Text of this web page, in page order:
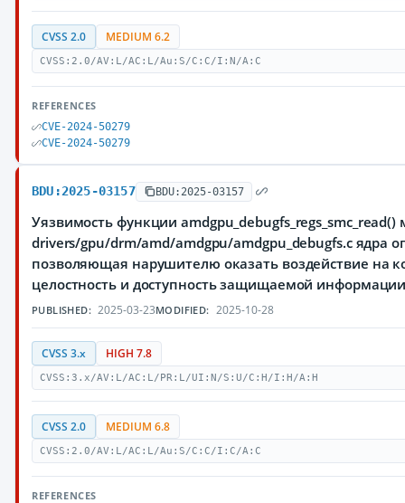
CVSS 2.0 MEDIUM 6.2
CVSS:2.0/AV:L/AC:L/Au:S/C:C/I:N/A:C
REFERENCES
CVE-2024-50279
CVE-2024-50279
BDU:2025-03157 BDU:2025-03157
Уязвимость функции amdgpu_debugfs_regs_smc_read()
drivers/gpu/drm/amd/amdgpu/amdgpu_debugfs.c ядра
позволяющая нарушителю оказать воздействие на
целостность и доступность защищаемой
PUBLISHED: 2025-03-23MODIFIED: 2025-10-28
CVSS 3.x HIGH 7.8
CVSS:3.x/AV:L/AC:L/PR:L/UI:N/S:U/C:H/I:H/A:H
CVSS 2.0 MEDIUM 6.8
CVSS:2.0/AV:L/AC:L/Au:S/C:C/I:C/A:C
REFERENCES